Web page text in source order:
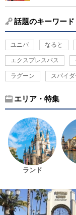
話題のキーワード
ユニバ なると
エクスプレスパス
ラグーン スパイ
エリア・特集
ランド